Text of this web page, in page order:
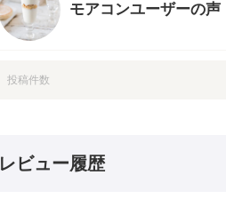
モアコンユーザーの声
投稿件数
レビュー履歴